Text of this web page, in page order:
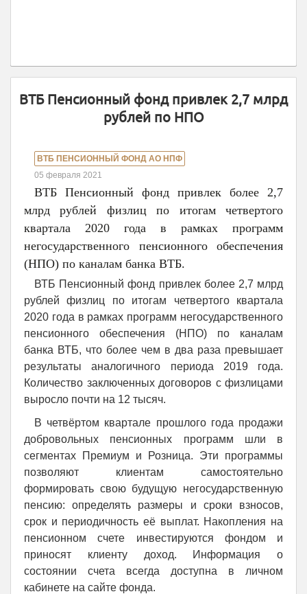
ВТБ Пенсионный фонд привлек 2,7 млрд
рублей по НПО
ВТБ ПЕНСИОННЫЙ ФОНД АО НПФ
05 февраля 2021
ВТБ Пенсионный фонд привлек более 2,7
млрд рублей физлиц по итогам четвертого
квартала 2020 года в рамках программ
негосударственного пенсионного обеспечения
(НПО) по каналам банка ВТБ.
ВТБ Пенсионный фонд привлек более 2,7 млрд
рублей физлиц по итогам четвертого квартала
2020 года в рамках программ негосударственного
пенсионного обеспечения (НПО) по каналам
банка ВТБ, что более чем в два раза превышает
результаты аналогичного периода 2019 года.
Количество заключенных договоров с физлицами
выросло почти на 12 тысяч.
В четвёртом квартале прошлого года продажи
добровольных пенсионных программ шли в
сегментах Премиум и Розница. Эти программы
позволяют клиентам самостоятельно
формировать свою будущую негосударственную
пенсию: определять размеры и сроки взносов,
срок и периодичность её выплат. Накопления на
пенсионном счете инвестируются фондом и
приносят клиенту доход. Информация о
состоянии счета всегда доступна в личном
кабинете на сайте фонда.